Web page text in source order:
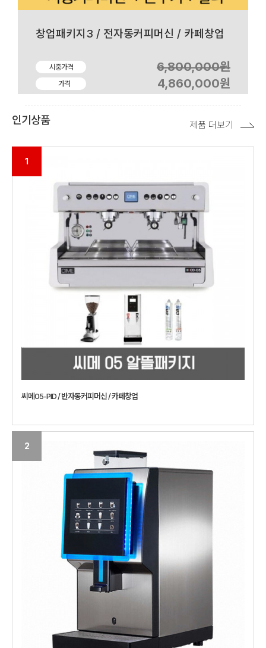
창업패키지3 / 전자동커피머신 / 카페창업
시중가격 6,800,000원
가격 4,860,000원
인기상품
1
씨메05-PID / 반자동커피머신 / 카페창업
2
제품 더보기